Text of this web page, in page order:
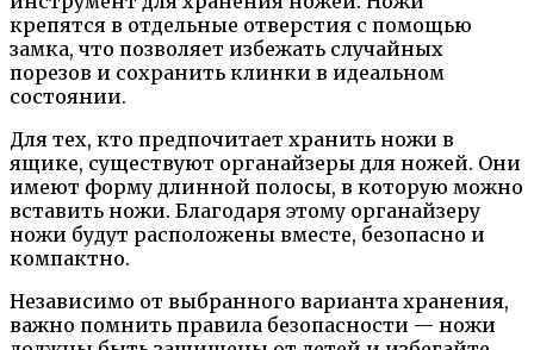
крепятся в отдельные отверстия с помощью
замка, что позволяет избежать случайных
порезов и сохранить клинки в идеальном
состоянии.
Для тех, кто предпочитает хранить ножи в
ящике, существуют органайзеры для ножей. Они
имеют форму длинной полосы, в которую можно
вставить ножи. Благодаря этому органайзеру
ножи будут расположены вместе, безопасно и
компактно.
Независимо от выбранного варианта хранения,
важно помнить правила безопасности — ножи